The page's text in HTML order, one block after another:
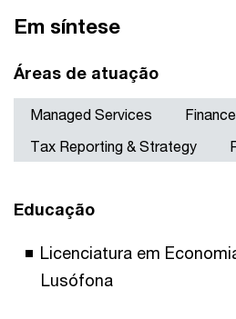
Em síntese
Áreas de atuação
Managed Services
Tax Reporting & Strategy
Educação
Licenciatura em
Lusófona